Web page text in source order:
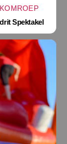
Spektakel